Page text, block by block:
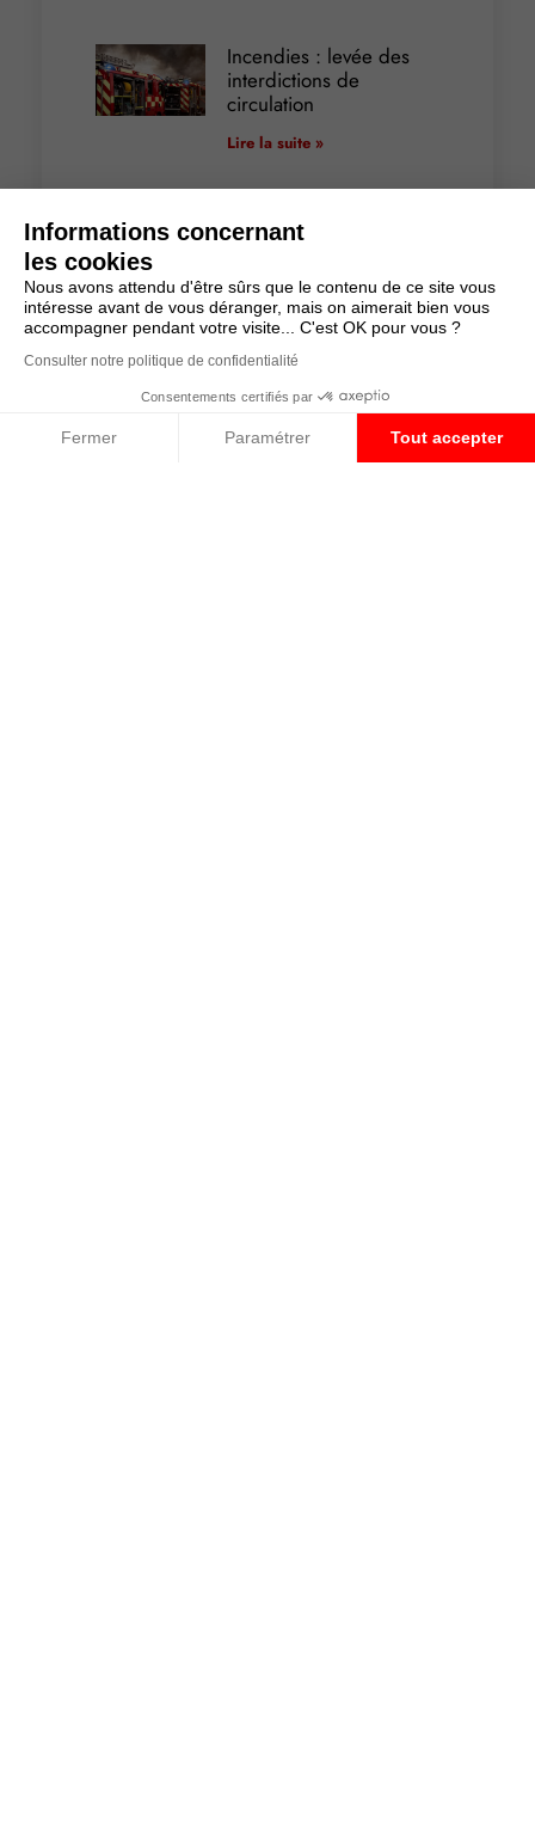
Informations concernant
les cookies
Nous avons attendu d'être sûrs que le contenu de ce site vous
intéresse avant de vous déranger, mais on aimerait bien vous
accompagner pendant votre visite... C'est OK pour vous ?
Consulter notre politique de confidentialité
Consentements certifiés par
Fermer Paramétrer Tout accepter
Incendies : levée des
interdictions de
circulation
Lire la suite »
terme de l’engagement
Lire la suite »
Transport fluvial de
marchandises : une aide
financière bienvenue
Lire la suite »